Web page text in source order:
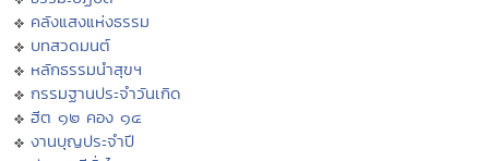
คลังแสงแห่งธรรม
บทสวดมนต์
หลักธรรมนำสุขฯ
กรรมฐานประจำวันเกิด
ฮีต ๑๒ คอง ๑๔
งานบุญประจำปี